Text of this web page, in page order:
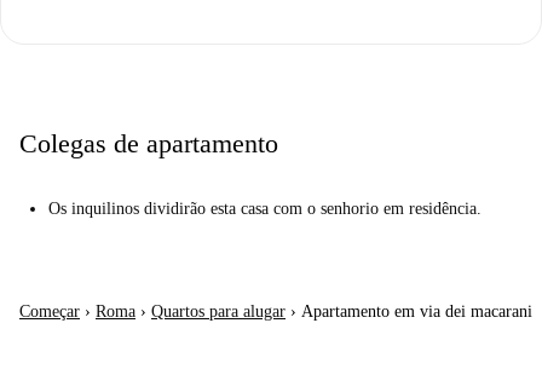
Colegas de apartamento
Os inquilinos dividirão esta casa com o senhorio em residência.
Começar › Roma › Quartos para alugar › Apartamento em via dei macarani